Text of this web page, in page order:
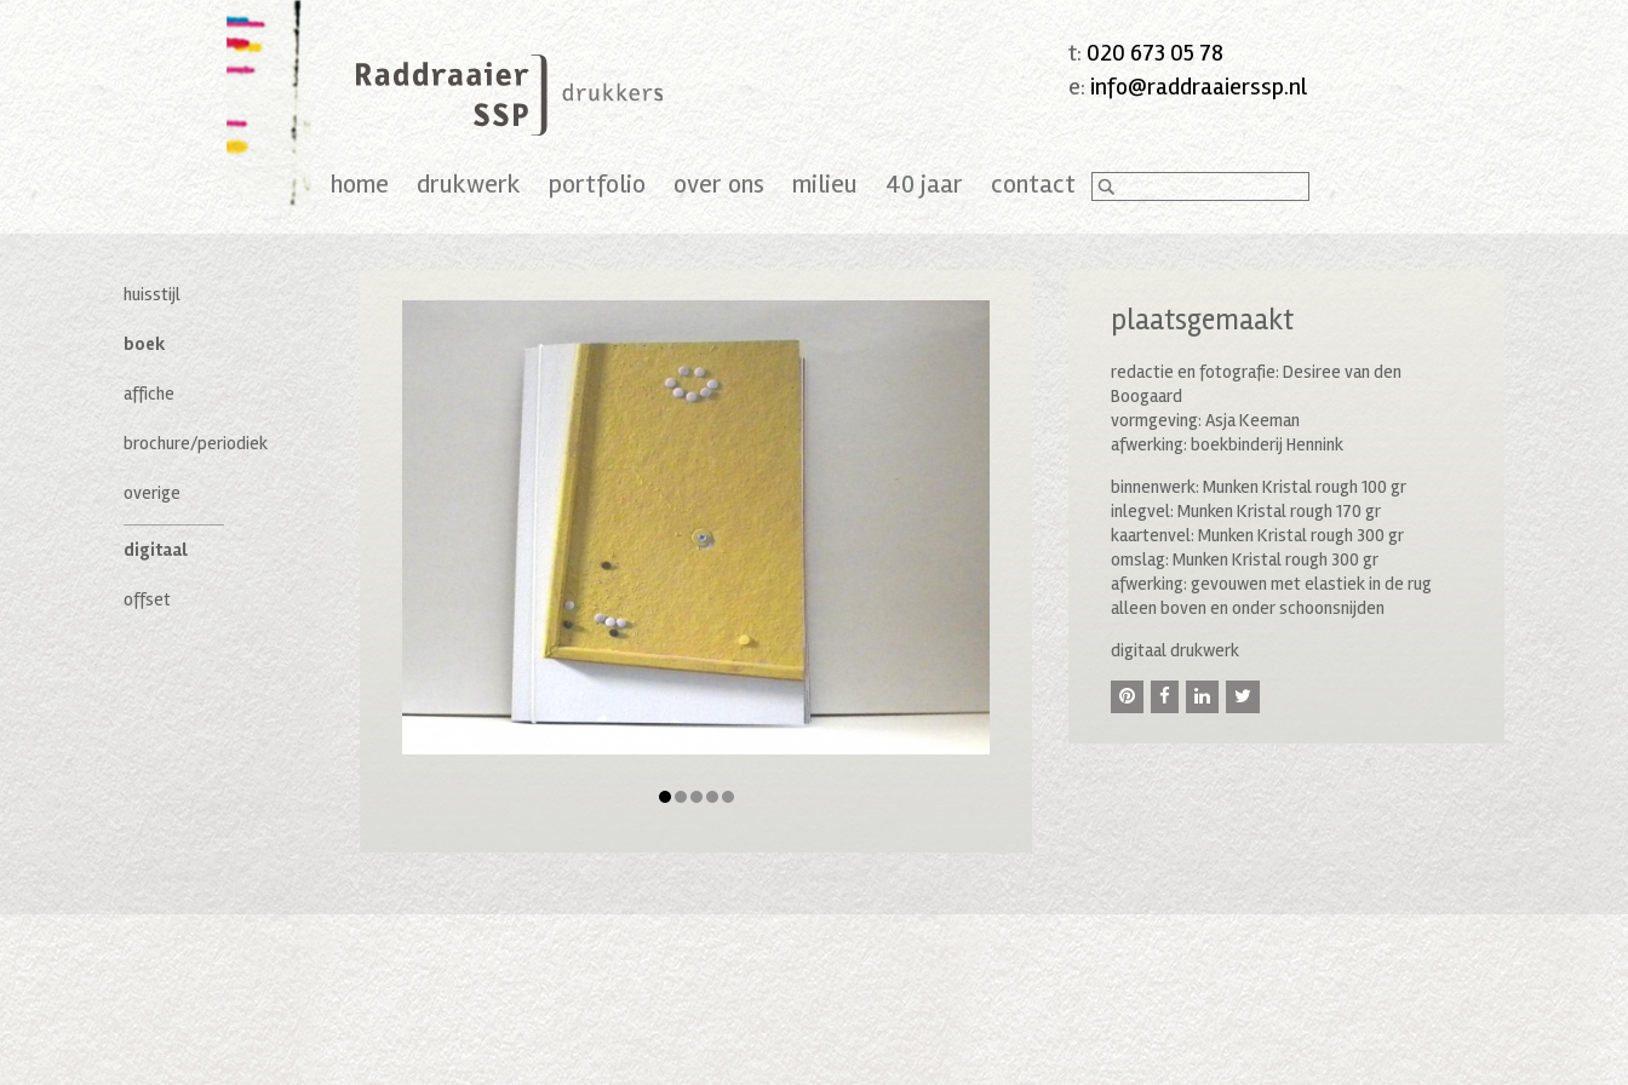
t: 020 673 05 78
e: info@raddraaierssp.nl
home drukwerk portfolio over ons milieu 40 jaar contact
huisstijl
boek
affiche
brochure/periodiek
overige
digitaal
offset
plaatsgemaakt
redactie en fotografie: Desiree van den
Boogaard
vormgeving: Asja Keeman
afwerking: boekbinderij Hennink
binnenwerk: Munken Kristal rough 100 gr
inlegvel: Munken Kristal rough 170 gr
kaartenvel: Munken Kristal rough 300 gr
omslag: Munken Kristal rough 300 gr
afwerking: gevouwen met elastiek in de rug
alleen boven en onder schoonsnijden
digitaal drukwerk